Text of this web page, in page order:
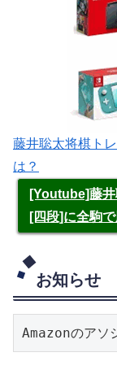
藤井聡太将棋ト
は？
[Youtube]藤
[四段]に全駒
お知らせ
Amazonのアソ